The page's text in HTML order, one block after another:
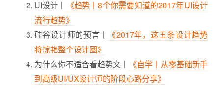
UI设计丨
《趋势丨8个你需要知道的2017年UI设计
流行趋势》
硅谷设计师的预言丨
《2017年，这五条设计趋势
将惊艳整个设计圈》
为什么你不适合看趋势文丨
《自学丨从零基础新手
到高级UI/UX设计师的阶段心路分享》